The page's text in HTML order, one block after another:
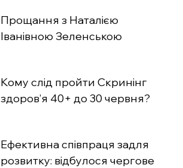
Прощання з Наталією
Іванівною Зеленською
Кому слід пройти Скринінг
здоров’я 40+ до 30 червня?
Ефективна співпраця задля
розвитку: відбулося чергове